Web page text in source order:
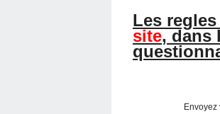
Les
site, dans